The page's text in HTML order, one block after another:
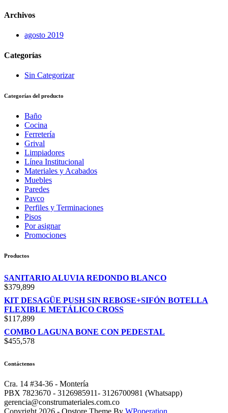
Archivos
agosto 2019
Categorías
Sin Categorizar
Categorías del producto
Baño
Cocina
Ferretería
Grival
Limpiadores
Línea Institucional
Materiales y Acabados
Muebles
Paredes
Pavco
Perfiles y Terminaciones
Pisos
Por asignar
Promociones
Productos
SANITARIO ALUVIA REDONDO BLANCO
$379,899
KIT DESAGÜE PUSH SIN REBOSE+SIFÓN BOTELLA
FLEXIBLE METÁLICO CROSS
$117,899
COMBO LAGUNA BONE CON PEDESTAL
$455,578
Contáctenos
Cra. 14 #34-36 - Montería
PBX 7823670 - 3126985911- 3126700981 (Whatsapp)
gerencia@construmateriales.com.co
Copyright 2026 - Opstore Theme By WPoperation